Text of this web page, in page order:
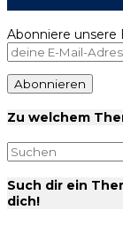
Abonniere unsere
Zu welchem
Such dir ein
dich!